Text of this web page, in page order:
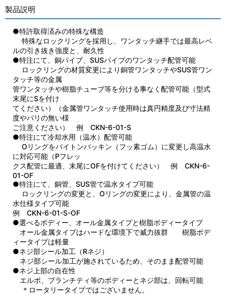
製品説明
●特許取得済みの特殊な構造
特殊なロックリングを採用し、ワンタッチ継手では最高レベ
ルの引き抜き強度と、耐久性
●特注にて、銅パイプ、SUSパイプのワンタッチ配管可能
ロックリングの材質変更により銅管ワンタッチやSUS管ワン
タッチ等の金属
管ワンタッチや樹脂チューブ等を分ける事なく配管可能（型式
末尾にSを付け
てください）（金属管ワンタッチ使用時は真円精度及び寸法精
度やバリの無い様
ご注意ください） 例 CKN-6-01-S
●特注にて冷却水用（温水）配管可能
Oリングをバイトンパッキン（フッ素ゴム）に変更し高温水
に対応可能（Pフレッ
クス配管に最適、末尾にOFを付けてください） 例 CKN-6-
01-OF
●特注にて、銅管、SUS管で温水タイプ可能
ロックリングの変更と、Oリングの変更により、金属管の温
水仕様タイプ可能
例 CKN-6-01-S-OF
●選べるボディー、オール金属タイプと樹脂ボディータイプ
オール金属タイプはハードな環境下で威力抜群 樹脂ボデ
ィータイプは軽量
●ネジ部シール加工（Rネジ）
ネジ部シール加工が施されているため、そのまま配管可能
●ネジ上部の自在性
エルボ、ブランチティ等のボディーとネジ部は、回転可能
＊ロータリータイプではございません。